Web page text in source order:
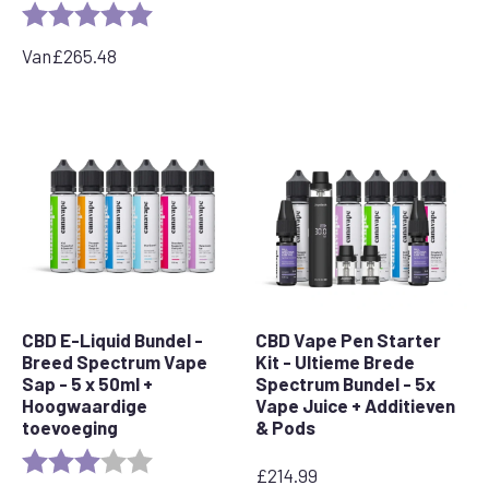
Rating:
Van£265.48
CBD E-Liquid Bundel -
Breed Spectrum Vape
Sap - 5 x 50ml +
Hoogwaardige
toevoeging
Rating:
CBD Vape Pen Starter
Kit - Ultieme Brede
Spectrum Bundel - 5x
Vape Juice + Additieven
& Pods
£214.99